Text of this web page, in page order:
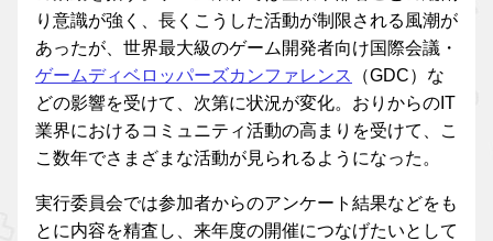
り意識が強く、長くこうした活動が制限される風潮が
あったが、世界最大級のゲーム開発者向け国際会議・
ゲームディベロッパーズカンファレンス
（GDC）な
どの影響を受けて、次第に状況が変化。おりからのIT
業界におけるコミュニティ活動の高まりを受けて、こ
こ数年でさまざまな活動が見られるようになった。
実行委員会では参加者からのアンケート結果などをも
とに内容を精査し、来年度の開催につなげたいとして